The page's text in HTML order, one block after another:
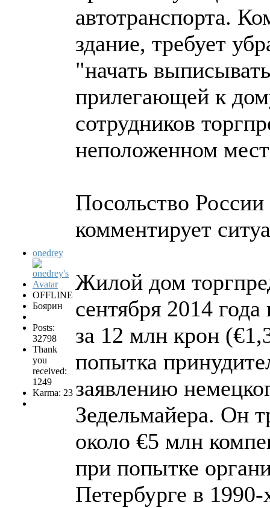
onedrey
OFFLINE
Боярин
Posts:
32798
Thank
you
received:
1249
Karma: 23
автотранспорта.
здание, требует
"начать
прилегающей к
сотрудников
неположенном
Посольство
комментирует
Жилой дом
сентября 2014
за 12 млн крон
попытка
заявлению
Зедельмайера. Он
около €5 млн
при попытке
Петербурге в 1990-